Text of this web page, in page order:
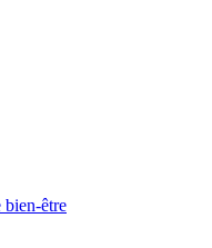
bien-être